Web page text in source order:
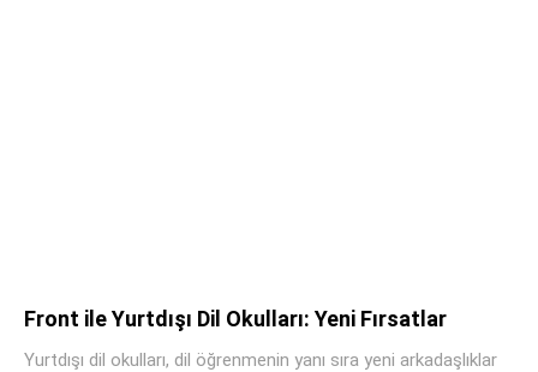
Front ile Yurtdışı Dil Okulları: Yeni Fırsatlar
Yurtdışı dil okulları, dil öğrenmenin yanı sıra yeni arkadaşlıklar